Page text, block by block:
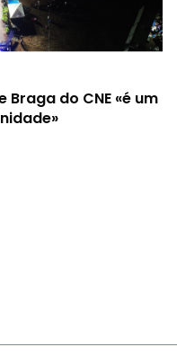
do CNE «é um